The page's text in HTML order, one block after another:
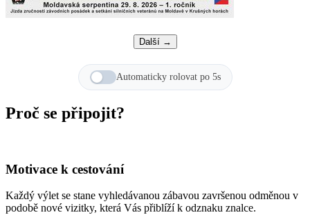
Další →
Automaticky rolovat po 5s
Proč se připojit?
Motivace k cestování
Každý výlet se stane vyhledávanou zábavou završenou odměnou v
podobě nové vizitky, která Vás přiblíží k odznaku znalce.